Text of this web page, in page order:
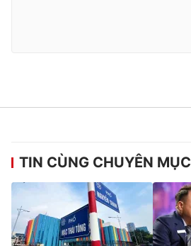
TIN CÙNG CHUYÊN MỤC